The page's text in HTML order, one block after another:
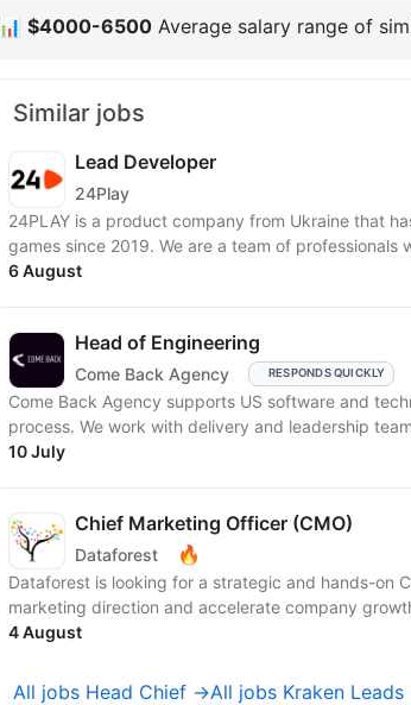
📊 $4000-6500 Average salary range of
Similar jobs
Lead Developer
24Play
24PLAY is a product company from Ukraine that
games since 2019. We are a team of professionals
6 August
Head of Engineering
Come Back Agency RESPONDS QUICKLY
Come Back Agency supports US software and
process. We work with delivery and leadership
10 July
Chief Marketing Officer (CMO)
Dataforest 🔥
Dataforest is looking for a strategic and hands-on
marketing direction and accelerate company
4 August
All jobs Head Chief →All jobs Kraken